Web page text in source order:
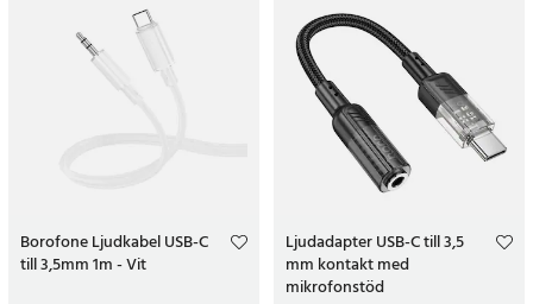
Borofone Ljudkabel USB-C
till 3,5mm 1m - Vit
Ljudadapter USB-C till 3,5
mm kontakt med
mikrofonstöd